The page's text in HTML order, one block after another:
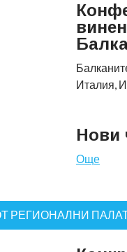
Италия,
Нови
Още
РЕГИОНАЛНИ